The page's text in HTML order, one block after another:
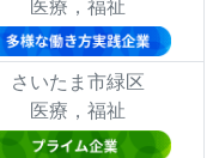
医療，福祉
さいたま市緑区
医療，福祉